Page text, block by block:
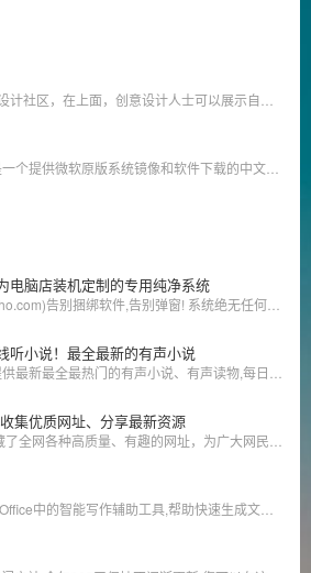
电脑店装机定制的专用纯净系统
听小说！最全最新的有声小说
集优质网址、分享最新资源